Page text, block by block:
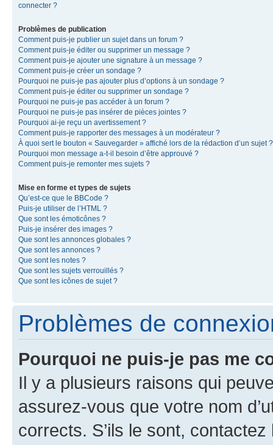
connecter ?
Problèmes de publication
Comment puis-je publier un sujet dans un forum ?
Comment puis-je éditer ou supprimer un message ?
Comment puis-je ajouter une signature à un message ?
Comment puis-je créer un sondage ?
Pourquoi ne puis-je pas ajouter plus d’options à un sondage ?
Comment puis-je éditer ou supprimer un sondage ?
Pourquoi ne puis-je pas accéder à un forum ?
Pourquoi ne puis-je pas insérer de pièces jointes ?
Pourquoi ai-je reçu un avertissement ?
Comment puis-je rapporter des messages à un modérateur ?
À quoi sert le bouton « Sauvegarder » affiché lors de la rédaction d’un sujet ?
Pourquoi mon message a-t-il besoin d’être approuvé ?
Comment puis-je remonter mes sujets ?
Mise en forme et types de sujets
Qu’est-ce que le BBCode ?
Puis-je utiliser de l’HTML ?
Que sont les émoticônes ?
Puis-je insérer des images ?
Que sont les annonces globales ?
Que sont les annonces ?
Que sont les notes ?
Que sont les sujets verrouillés ?
Que sont les icônes de sujet ?
Problèmes de
Pourquoi ne puis-je pas me
Il y a plusieurs raisons qui
assurez-vous que votre nom
corrects. S’ils le sont,